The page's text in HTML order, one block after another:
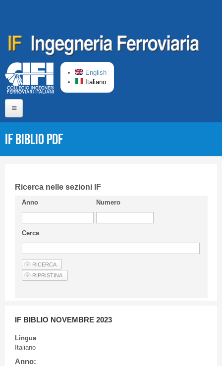
English
Italiano
CIFI in breve
Linee Guida
Privacy Policy
Articoli
IF Biblio PDF
Ricerca nelle sezioni IF
Anno Numero
Cerca
IF BIBLIO NOVEMBRE 2023
Lingua
Italiano
Anno: